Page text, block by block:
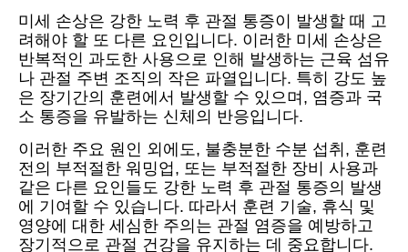
미세 손상은 강한 노력 후 관절 통증이 발생할 때 고
려해야 할 또 다른 요인입니다. 이러한 미세 손상은
반복적인 과도한 사용으로 인해 발생하는 근육 섬유
나 관절 주변 조직의 작은 파열입니다. 특히 강도 높
은 장기간의 훈련에서 발생할 수 있으며, 염증과 국
소 통증을 유발하는 신체의 반응입니다.
이러한 주요 원인 외에도, 불충분한 수분 섭취, 훈련
전의 부적절한 워밍업, 또는 부적절한 장비 사용과
같은 다른 요인들도 강한 노력 후 관절 통증의 발생
에 기여할 수 있습니다. 따라서 훈련 기술, 휴식 및
영양에 대한 세심한 주의는 관절 염증을 예방하고
장기적으로 관절 건강을 유지하는 데 중요합니다.